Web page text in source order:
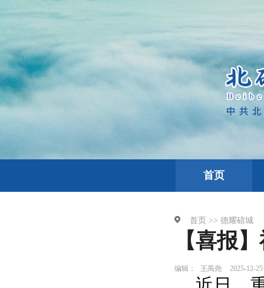
首页
首页 >> 德耀碚城
【喜报
编辑： 王禹尧 2025-12-